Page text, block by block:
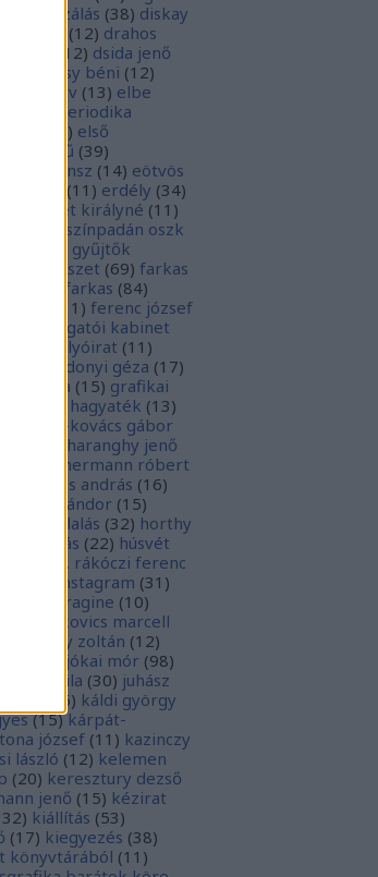
digitalizálás (38) diskay
(12) drahos
12) dsida jenő
egressy béni (12)
ekönyv (13) elbe
periodika
) első
emlékmű (39)
ensz (14) eötvös
(11 ) erdély (34)
erzsébet királyné (11 )
európa színpadán oszk
ex libris gyűjtők
fametszet (69) farkas
gábor farkas (84)
11 ) ferenc józsef
főigazgatói kabinet
folyóirat (11 )
gárdonyi géza (17)
grafika (15) grafikai
hagyaték (13)
hamvai-kovács gábor
haranghy jenő
hermann róbert
hess andrás (16)
hevesi sándor (15)
honfoglalás (32) horthy
mátyás (22) húsvét
ii. rákóczi ferenc
instagram (31 )
de voragine (10)
jankovics marcell
jékely zoltán (12)
jókai mór (98)
józsef attila (30) juhász
16) káldi györgy
(15) kárpát-
józsef (11 ) kazinczy
lászló (12) kelemen
(20) keresztury dezső
jenő (15) kézirat
) kiállítás (53)
(17) kiegyezés (38)
könyvtárából (11 )